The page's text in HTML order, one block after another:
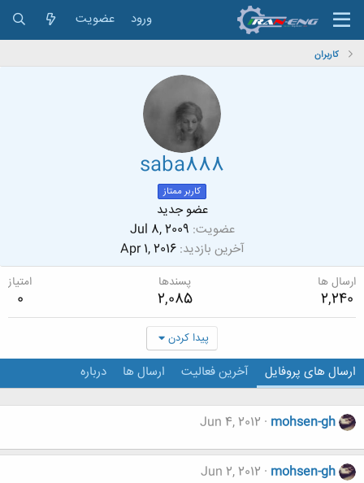
ورود عضویت
کاربران
saba888
کاربر ممتاز
عضو جدید
عضویت Jul 8, 2009
آخرین بازدید Apr 1, 2016
ارسال ها
2,240
پسندها
2,085
امتیاز
0
پیدا کردن
ارسال های پروفایل آخرین فعالیت ارسال ها درباره
mohsen-gh
Jun 4, 2012
mohsen-gh
Jun 2, 2012